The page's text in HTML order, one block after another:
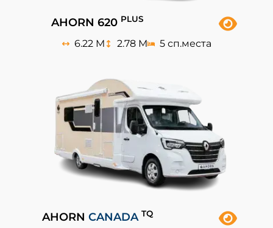
AHORN 620 PLUS
6.22 M 2.78 M 5 сп.места
AHORN CANADA TQ